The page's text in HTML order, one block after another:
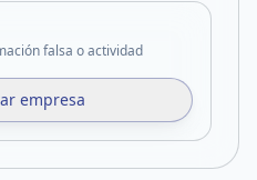
falsa o actividad
empresa